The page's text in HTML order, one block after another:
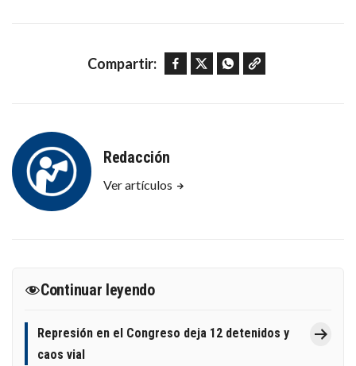
Compartir: Facebook Twitter WhatsApp Copy link
Redacción
Ver artículos
Continuar leyendo
Represión en el Congreso deja 12 detenidos y
caos vial